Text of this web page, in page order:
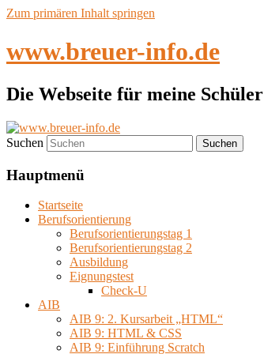
Zum primären Inhalt springen
www.breuer-info.de
Die Webseite für meine Schüler
Suchen
Hauptmenü
Startseite
Berufsorientierung
Berufsorientierungstag 1
Berufsorientierungstag 2
Ausbildung
Eignungstest
Check-U
AIB
AIB 9: 2. Kursarbeit „HTML“
AIB 9: HTML & CSS
AIB 9: Einführung Scratch